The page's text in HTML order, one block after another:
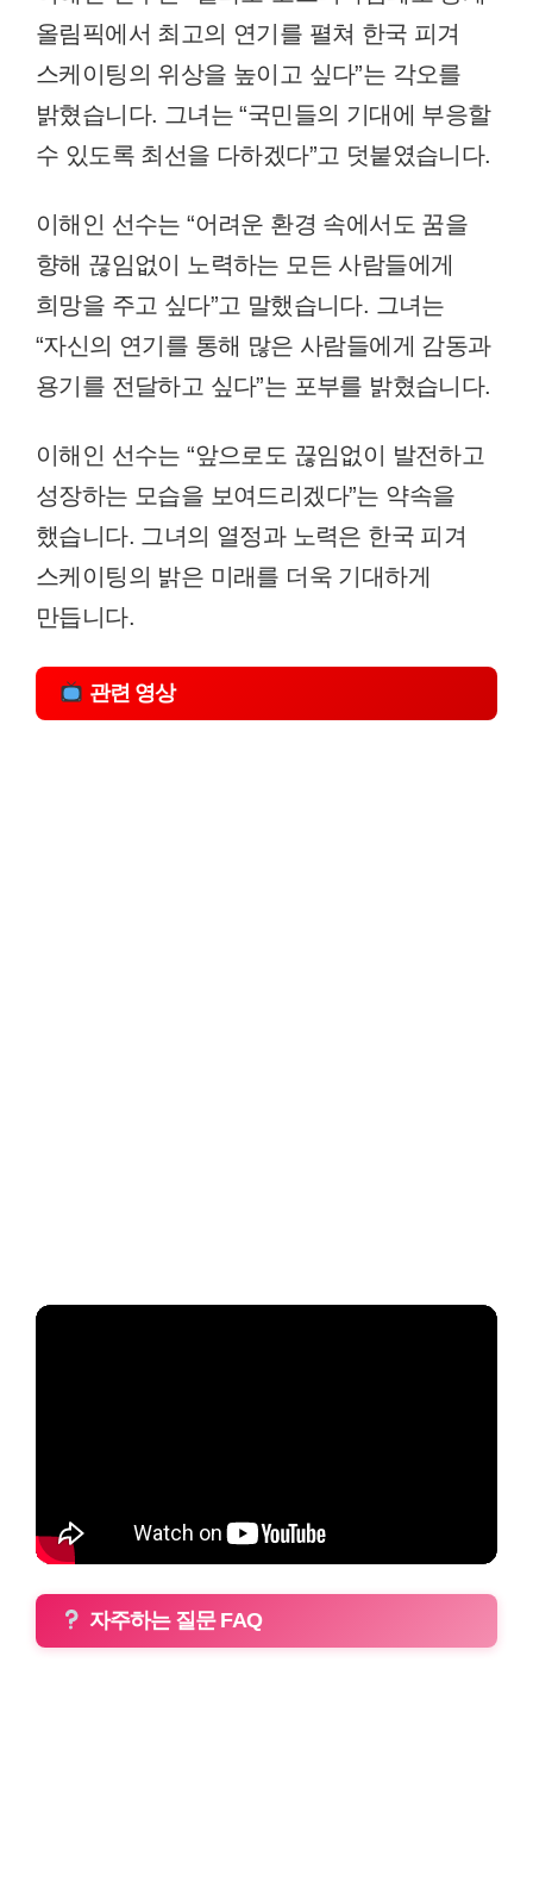
올림픽에서 최고의 연기를 펼쳐 한국 피겨
스케이팅의 위상을 높이고 싶다”는 각오를
밝혔습니다. 그녀는 “국민들의 기대에 부응할
수 있도록 최선을 다하겠다”고 덧붙였습니다.
이해인 선수는 “어려운 환경 속에서도 꿈을
향해 끊임없이 노력하는 모든 사람들에게
희망을 주고 싶다”고 말했습니다. 그녀는
“자신의 연기를 통해 많은 사람들에게 감동과
용기를 전달하고 싶다”는 포부를 밝혔습니다.
이해인 선수는 “앞으로도 끊임없이 발전하고
성장하는 모습을 보여드리겠다”는 약속을
했습니다. 그녀의 열정과 노력은 한국 피겨
스케이팅의 밝은 미래를 더욱 기대하게
만듭니다.
관련 영상
자주하는 질문 FAQ